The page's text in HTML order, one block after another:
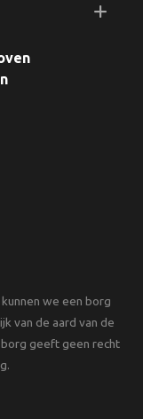
we een borg
van de aard van de
geeft geen recht